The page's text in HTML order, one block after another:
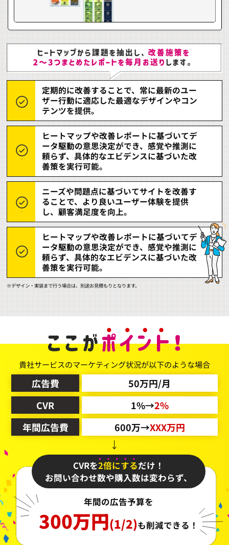
定期的に改善することで、常に最新のユー
ザー行動に適応した最適なデザインやコン
テンツを提供。
ヒートマップや改善レポートに基づいてデ
ータ駆動の意思決定ができ、感覚や推測に
頼らず、具体的なエビデンスに基づいた改
善策を実行可能。
ニーズや問題点に基づいてサイトを改善す
ることで、より良いユーザー体験を提供
し、顧客満足度を向上。
ヒートマップや改善レポートに基づいてデ
ータ駆動の意思決定ができ、感覚や推測に
頼らず、具体的なエビデンスに基づいた改
善策を実行可能。
※デザイン・実装まで行う場合は、別途お見積もりとなります。
貴社サービスのマーケティング状況が以下のような場合
広告費
50万円/月
CVR
1%→2%
年間広告費
600万→XXX万円
CVRを2倍にするだけ！
お問い合わせ数や購入数は変わらず、
年間の広告予算を
300万円(1/2)も削減できる！